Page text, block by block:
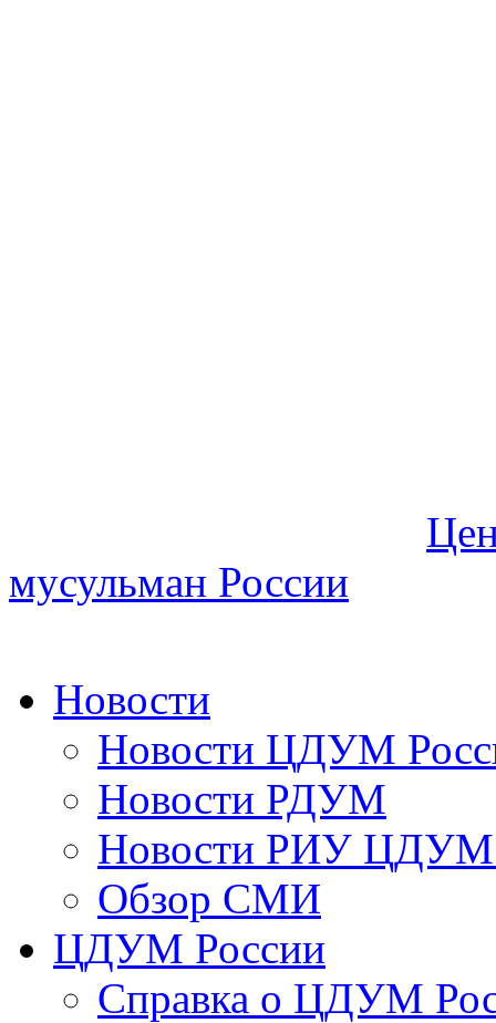
мусульман России
Новости
Новости ЦДУМ
Новости РДУМ
Новости РИУ ЦДУМ
Обзор СМИ
ЦДУМ России
Справка о ЦДУМ